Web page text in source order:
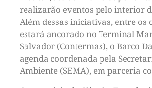
realizarão eventos pelo interior
Além dessas iniciativas, entre os
estará ancorado no Terminal
Salvador (Contermas), o Barco
agenda coordenada pela
Ambiente (SEMA), em parceria